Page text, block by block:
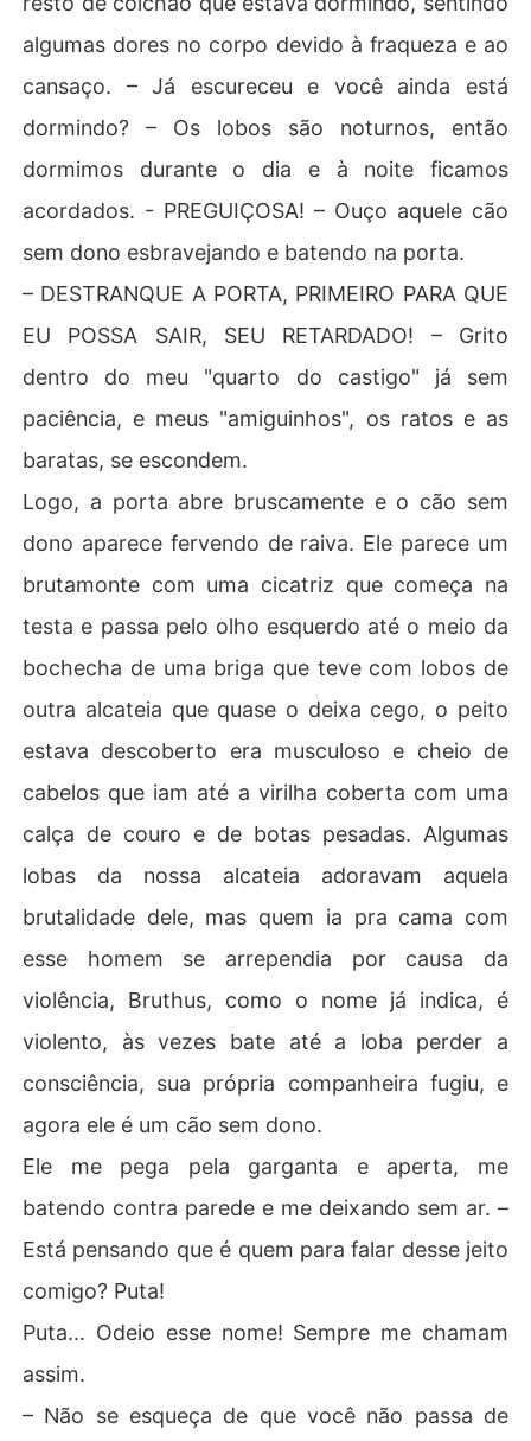
Alerta de Gatilhos:
Violência, sexo explícito, lutas sangrentas e mortes.
algumas dores no corpo devido à fraqueza e ao
cansaço. – Já escureceu e você ainda está
dormindo? – Os lobos são noturnos, então
dormimos durante o dia e à noite ficamos
acordados. - PREGUIÇOSA! – Ouço aquele cão
sem dono esbravejando e batendo na porta.
– DESTRANQUE A PORTA, PRIMEIRO PARA QUE
EU POSSA SAIR, SEU RETARDADO! – Grito
dentro do meu "quarto do castigo" já sem
paciência, e meus "amiguinhos", os ratos e as
baratas, se escondem.
Logo, a porta abre bruscamente e o cão sem
dono aparece fervendo de raiva. Ele parece um
brutamonte com uma cicatriz que começa na
testa e passa pelo olho esquerdo até o meio da
bochecha de uma briga que teve com lobos de
outra alcateia que quase o deixa cego, o peito
estava descoberto era musculoso e cheio de
cabelos que iam até a virilha coberta com uma
calça de couro e de botas pesadas. Algumas
lobas da nossa alcateia adoravam aquela
brutalidade dele, mas quem ia pra cama com
esse homem se arrependia por causa da
violência, Bruthus, como o nome já indica, é
violento, às vezes bate até a loba perder a
consciência, sua própria companheira fugiu, e
agora ele é um cão sem dono.
Ele me pega pela garganta e aperta, me
batendo contra parede e me deixando sem ar. –
Está pensando que é quem para falar desse jeito
comigo? Puta!
Puta... Odeio esse nome! Sempre me chamam
assim.
– Não se esqueça de que você não passa de